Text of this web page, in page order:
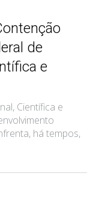
de
e
Científica e
há tempos,